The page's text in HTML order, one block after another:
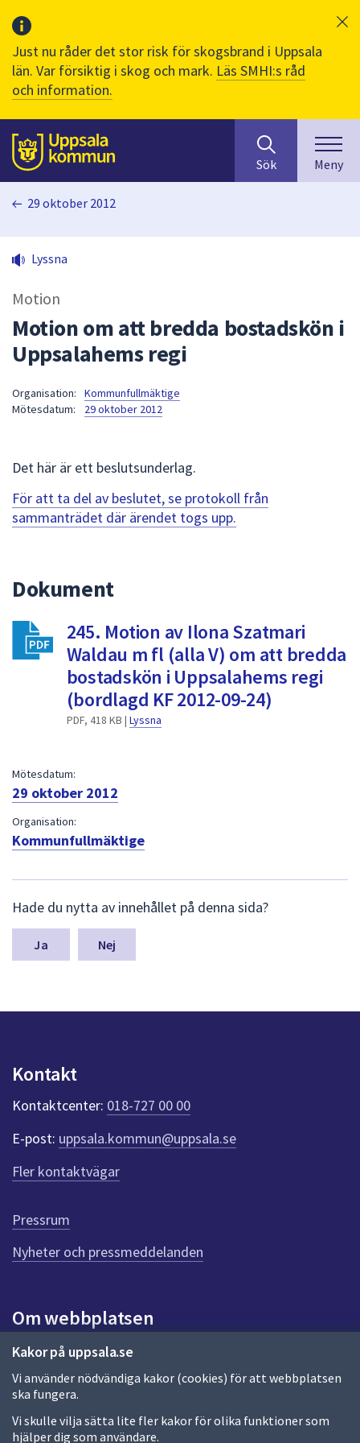
Just nu råder det stor risk för skogsbrand i Uppsala
län. Var försiktig i skog och mark. Läs SMHI:s råd
och information.
Till sidans
huvudinnehåll
efter
innehåll
på
sökfältet
kommer
för
att
navigera
för
att
välja
något
av
Sök Meny
Kakor på uppsala.se
Vi använder nödvändiga kakor (cookies) för att webbplatsen
ska fungera.
Vi skulle vilja sätta lite fler kakor för olika funktioner som
hjälper dig som användare.
29 oktober 2012
Lyssna
Motion
Motion om att bredda bostadskön i
Uppsalahems regi
Organisation:
Kommunfullmäktige
Mötesdatum:
29 oktober 2012
Det här är ett beslutsunderlag.
För att ta del av beslutet, se protokoll från
sammanträdet där ärendet togs upp.
Dokument
245. Motion av Ilona Szatmari
Waldau m fl (alla V) om att bredda
bostadskön i Uppsalahems regi
(bordlagd KF 2012-09-24)
PDF, 418 KB | Lyssna
Mötesdatum:
29 oktober 2012
Organisation:
Kommunfullmäktige
ä
m
a
n
k
t
e
r
f
ö
r
e
n
n
a
d
a
Hade du nytta av innehållet på denna sida?
Nej
Kontakt
Kontaktcenter: 018-727 00 00
E-post: uppsala.kommun@uppsala.se
Fler kontaktvägar
Pressrum
Nyheter och pressmeddelanden
Om webbplatsen
Om webbplatsen
Allmänna handlingar och diarium
Behandling av personuppgifter